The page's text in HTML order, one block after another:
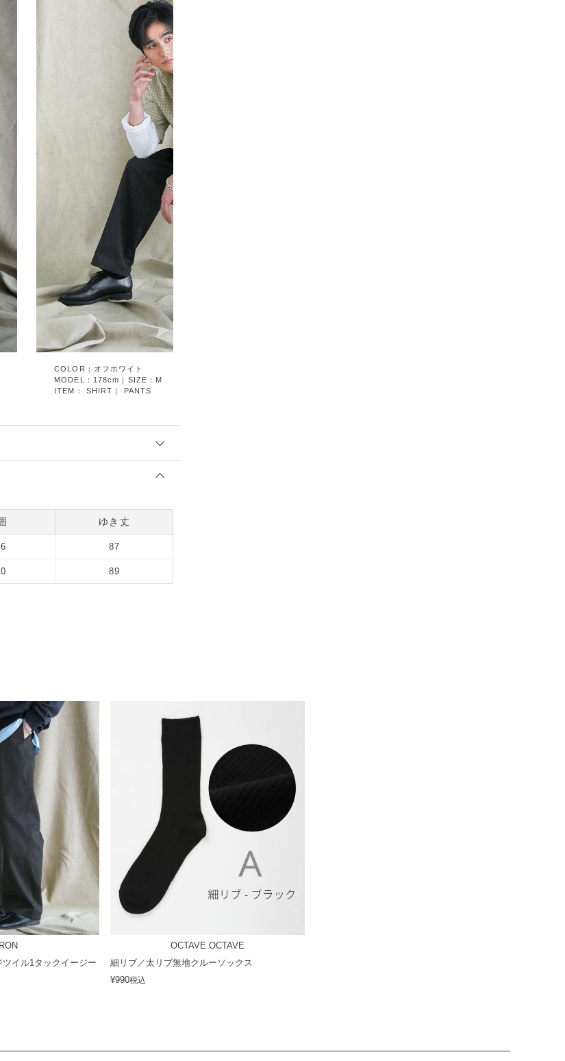
COLOR：オフホワイト
MODEL：178cm｜SIZE：M
ITEM： SHIRT ｜ PANTS
ゆき丈
87
89
イル1タックイージー
OCTAVE OCTAVE
細リブ／太リブ無地クルーソックス
¥990税込